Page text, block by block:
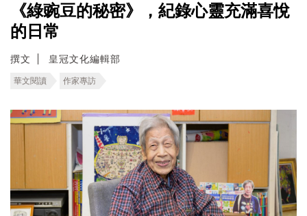
《綠豌豆的秘密》，紀錄心靈充滿喜悅
的日常
撰文 皇冠文化編輯部
華文閱讀 作家專訪